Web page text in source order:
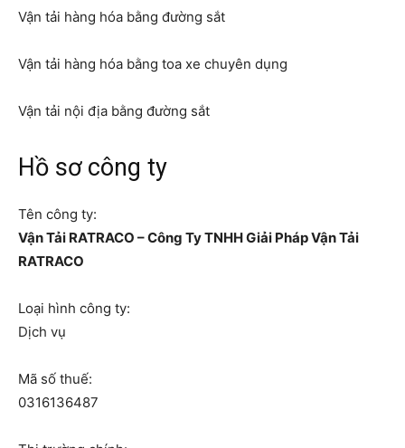
Vận tải hàng hóa bằng đường sắt
Vận tải hàng hóa bằng toa xe chuyên dụng
Vận tải nội địa bằng đường sắt
Hồ sơ công ty
Tên công ty:
Vận Tải RATRACO – Công Ty TNHH Giải Pháp Vận Tải
RATRACO
Loại hình công ty:
Dịch vụ
Mã số thuế:
0316136487